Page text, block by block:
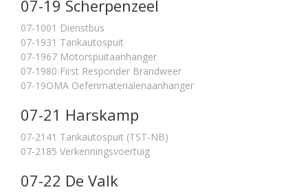
07-19 Scherpenzeel
07-1001 Dienstbus
07-1931 Tankautospuit
07-1967 Motorspuitaanhanger
07-1980 First Responder Brandweer
07-19OMA Oefenmaterialenaanhanger
07-21 Harskamp
07-2141 Tankautospuit (TST-NB)
07-2185 Verkenningsvoertuig
07-22 De Valk